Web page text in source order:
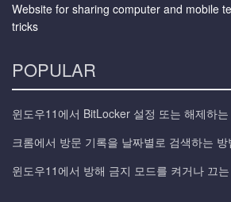
Website for sharing computer and mobile
tricks
POPULAR
윈도우11에서 BitLocker 설정 또는 해제하는
크롬에서 방문 기록을 날짜별로 검색하는 방
윈도우11에서 방해 금지 모드를 켜거나 끄